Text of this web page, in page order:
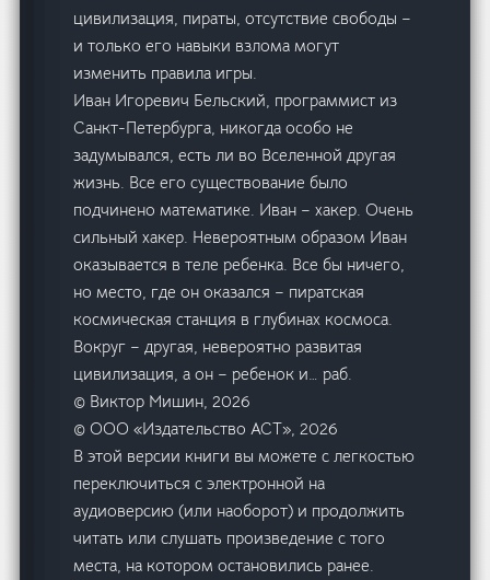
цивилизация, пираты, отсутствие свободы –
и только его навыки взлома могут
изменить правила игры.
Иван Игоревич Бельский, программист из
Санкт-Петербурга, никогда особо не
задумывался, есть ли во Вселенной другая
жизнь. Все его существование было
подчинено математике. Иван – хакер. Очень
сильный хакер. Невероятным образом Иван
оказывается в теле ребенка. Все бы ничего,
но место, где он оказался – пиратская
космическая станция в глубинах космоса.
Вокруг – другая, невероятно развитая
цивилизация, а он – ребенок и… раб.
© Виктор Мишин, 2026
© ООО «Издательство АСТ», 2026
В этой версии книги вы можете с легкостью
переключиться с электронной на
аудиоверсию (или наоборот) и продолжить
читать или слушать произведение с того
места, на котором остановились ранее.